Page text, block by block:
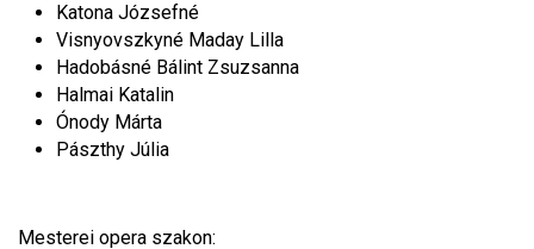
Katona Józsefné
Visnyovszkyné Maday Lilla
Hadobásné Bálint Zsuzsanna
Halmai Katalin
Ónody Márta
Pászthy Júlia
Mesterei opera szakon: